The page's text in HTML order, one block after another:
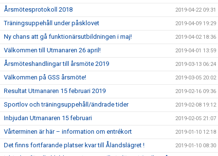
Årsmötesprotokoll 2018 2019-04-22 09:31
Träningsuppehåll under påsklovet 2019-04-09 19:29
Ny chans att gå funktionärsutbildningen i maj! 2019-04-02 18:36
Välkommen till Utmanaren 26 april! 2019-04-01 13:59
Årsmöteshandlingar till årsmöte 2019 2019-03-13 06:24
Välkommen på GSS årsmöte! 2019-03-05 20:02
Resultat Utmanaren 15 februari 2019 2019-02-16 09:36
Sportlov och träningsuppehåll/ändrade tider 2019-02-08 19:12
Inbjudan Utmanaren 15 februari 2019-02-05 21:07
Vårterminen är här – information om entrékort 2019-01-10 12:18
Det finns fortfarande platser kvar till Ålandslägret ! 2019-01-10 08:30